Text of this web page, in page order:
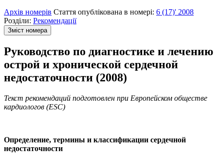
Архів номерів Стаття опублікована в номері: 6 (17)' 2008
Розділи: Рекомендації
Зміст номера
Руководство по диагностике и лечению
острой и хронической сердечной
недостаточности (2008)
Текст рекомендаций подготовлен при Европейском обществе
кардиологов (ESC)
Определение, термины и классификации сердечной
недостаточности